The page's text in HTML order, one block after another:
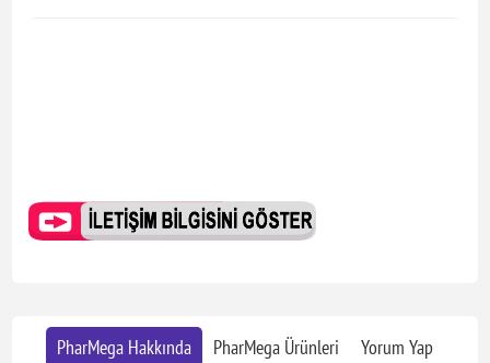
PharMega Hakkında PharMega Ürünleri
Yorum Yap